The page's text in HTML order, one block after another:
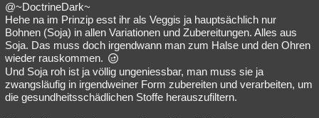
@~DoctrineDark~
Hehe na im Prinzip esst ihr als Veggis ja hauptsächlich nur
Bohnen (Soja) in allen Variationen und Zubereitungen. Alles aus
Soja. Das muss doch irgendwann man zum Halse und den Ohren
wieder rauskommen.
Und Soja roh ist ja völlig ungeniessbar, man muss sie ja
zwangsläufig in irgendweiner Form zubereiten und verarbeiten, um
die gesundheitsschädlichen Stoffe herauszufiltern.